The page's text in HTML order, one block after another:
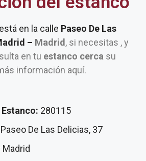
en la calle Paseo De Las
– Madrid , si necesitas , y
en tu estanco cerca su
información aquí.
280115
Paseo De Las Delicias, 37
Madrid